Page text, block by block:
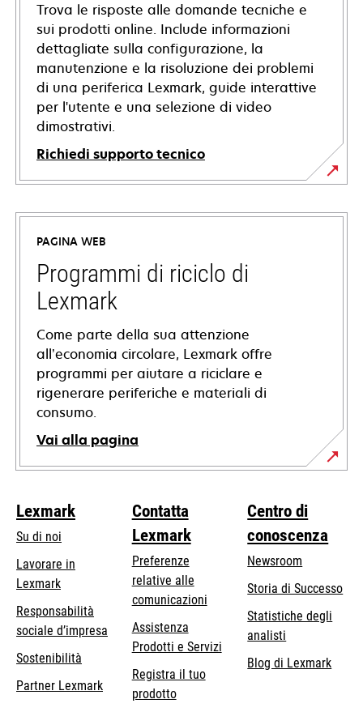
Trova le risposte alle domande tecniche e
sui prodotti online. Include informazioni
dettagliate sulla configurazione, la
manutenzione e la risoluzione dei problemi
di una periferica Lexmark, guide interattive
per l'utente e una selezione di video
dimostrativi.
Richiedi supporto tecnico
si
apre
una
nuova
scheda
PAGINA WEB
Programmi di riciclo di
Lexmark
Come parte della sua attenzione
all’economia circolare, Lexmark offre
programmi per aiutare a riciclare e
rigenerare periferiche e materiali di
consumo.
Vai alla pagina
Lexmark
Su di noi
Lavorare in
Lexmark
Responsabilità
sociale d’impresa
Sostenibilità
Partner Lexmark
Contatta
Lexmark
Preferenze
relative alle
comunicazioni
Assistenza
Prodotti e Servizi
Registra il tuo
prodotto
Centro di
conoscenza
Newsroom
Storia di Successo
Statistiche degli
analisti
Blog di Lexmark